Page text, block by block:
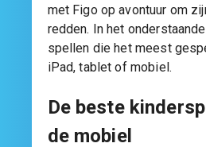
met Figo op avontuur om
redden. In het
spellen die het meest
iPad, tablet of mobiel.
De beste
de mobiel